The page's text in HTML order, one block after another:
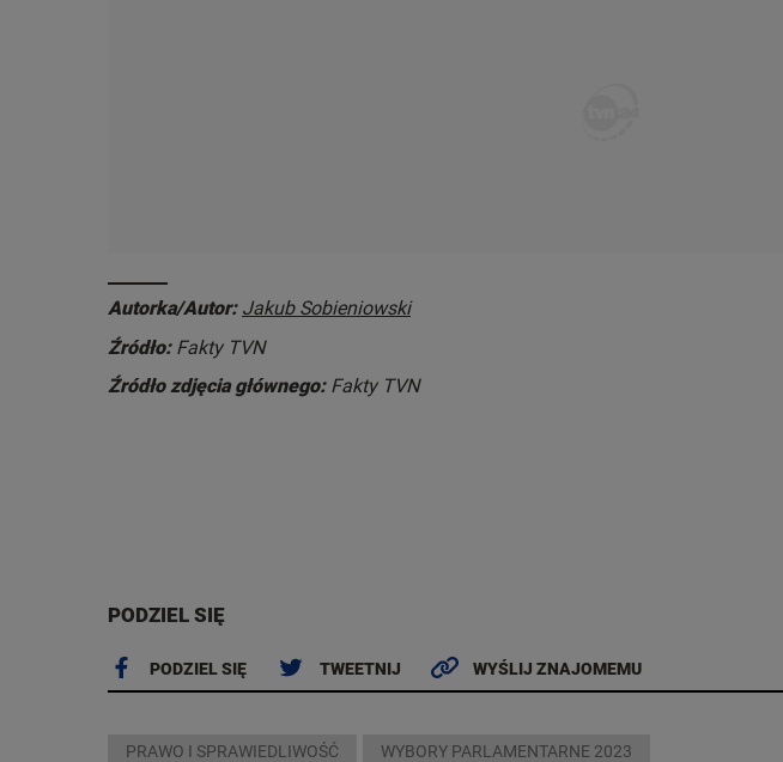
Autorka/Autor: Jakub Sobieniowski
Źródło: Fakty TVN
Źródło zdjęcia głównego: Fakty TVN
PODZIEL SIĘ
PODZIEL SIĘ TWEETNIJ WYŚLIJ ZNAJOMEMU
PRAWO I SPRAWIEDLIWOŚĆ WYBORY PARLAMENTARNE 2023